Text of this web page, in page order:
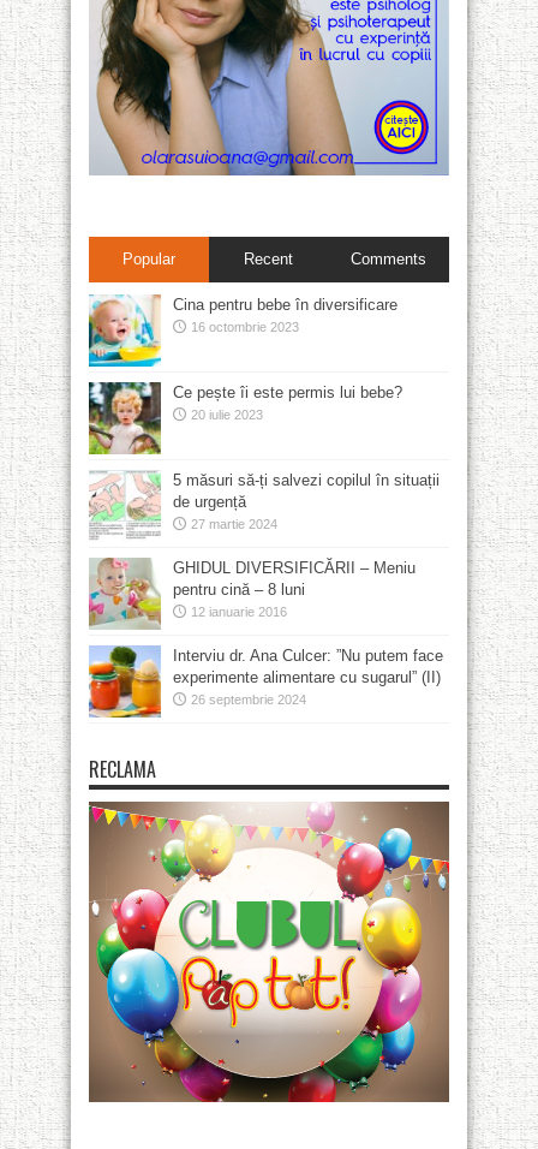
Popular Recent Comments
Cina pentru bebe în diversificare
16 octombrie 2023
Ce pește îi este permis lui bebe?
20 iulie 2023
5 măsuri să-ți salvezi copilul în situații
de urgență
27 martie 2024
GHIDUL DIVERSIFICĂRII – Meniu
pentru cină – 8 luni
12 ianuarie 2016
Interviu dr. Ana Culcer: ”Nu putem face
experimente alimentare cu sugarul” (II)
26 septembrie 2024
RECLAMA